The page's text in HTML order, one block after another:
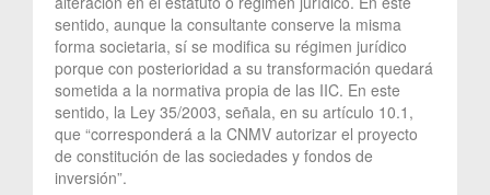
sentido, aunque la consultante conserve la misma
forma societaria, sí se modifica su régimen jurídico
porque con posterioridad a su transformación quedará
sometida a la normativa propia de las IIC. En este
sentido, la Ley 35/2003, señala, en su artículo 10.1,
que “corresponderá a la CNMV autorizar el proyecto
de constitución de las sociedades y fondos de
inversión”.